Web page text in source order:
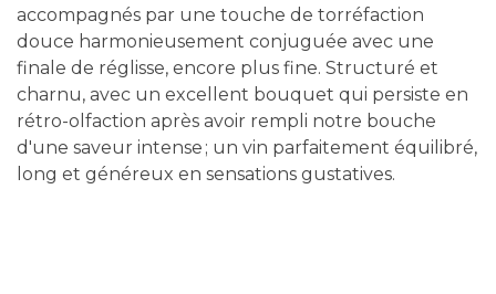
accompagnés par une touche de torréfaction
douce harmonieusement conjuguée avec une
finale de réglisse, encore plus fine. Structuré et
charnu, avec un excellent bouquet qui persiste en
rétro-olfaction après avoir rempli notre bouche
d'une saveur intense ; un vin parfaitement équilibré,
long et généreux en sensations gustatives.